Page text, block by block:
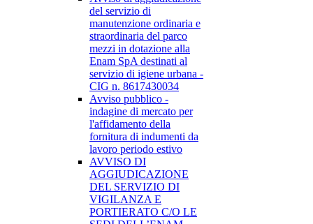
del servizio di
manutenzione ordinaria e
straordinaria del parco
mezzi in dotazione alla
Enam SpA destinati al
servizio di igiene urbana -
CIG n. 8617430034
Avviso pubblico -
indagine di mercato per
l'affidamento della
fornitura di indumenti da
lavoro periodo estivo
AVVISO DI
AGGIUDICAZIONE
DEL SERVIZIO DI
VIGILANZA E
PORTIERATO C/O LE